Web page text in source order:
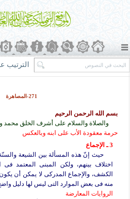
271-المصاهرة
بسم الله الرحمن الرحیم
والصلاة والسلام على أشرف الخلق محمد
حرمة معقودة الأب على ابنه وبالعکس
3 ـ الإجماع
حیث إنّ هذه المسألة بین الشیعة
اختلاف بینهم، ولکن المبنى المعتمد فی
الکشف، والإجماع المدرکی لا یمکن أن
منه فی بعض الموارد التی لیس لها دلیل
الروایات المعارضة